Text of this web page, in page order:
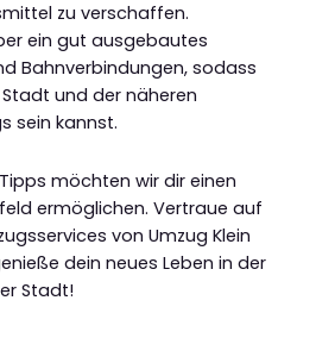
zu verschaffen.
ein gut ausgebautes
Bahnverbindungen, sodass
und der näheren
sein kannst.
möchten wir dir einen
ermöglichen. Vertraue auf
von Umzug Klein
dein neues Leben in der
Stadt!